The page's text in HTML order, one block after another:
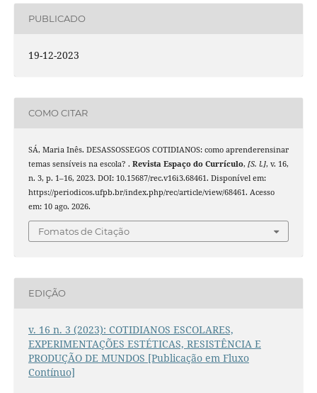
PUBLICADO
19-12-2023
COMO CITAR
SÁ, Maria Inês. DESASSOSSEGOS COTIDIANOS: como aprenderensinar
temas sensíveis na escola? . Revista Espaço do Currículo, [S. l.], v. 16,
n. 3, p. 1–16, 2023. DOI: 10.15687/rec.v16i3.68461. Disponível em:
https://periodicos.ufpb.br/index.php/rec/article/view/68461. Acesso
em: 10 ago. 2026.
Fomatos de Citação
EDIÇÃO
v. 16 n. 3 (2023): COTIDIANOS ESCOLARES,
EXPERIMENTAÇÕES ESTÉTICAS, RESISTÊNCIA E
PRODUÇÃO DE MUNDOS [Publicação em Fluxo
Contínuo]